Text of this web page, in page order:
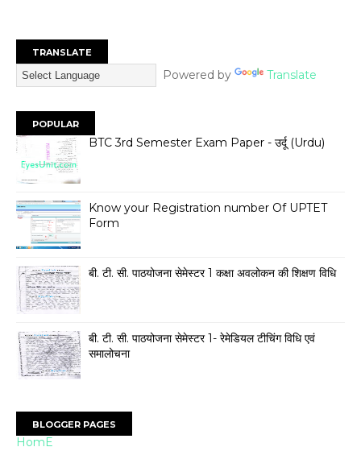
TRANSLATE
Powered by Translate
POPULAR
BTC 3rd Semester Exam Paper - उर्दू (Urdu)
Know your Registration number Of UPTET
Form
बी. टी. सी. पाठयोजना सेमेस्टर 1 कक्षा अवलोकन की शिक्षण विधि
बी. टी. सी. पाठयोजना सेमेस्टर 1- रेमेडियल टीचिंग विधि एवं
समालोचना
BLOGGER PAGES
HomE